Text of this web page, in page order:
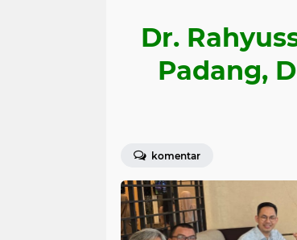
Dr.
Padang,
komentar